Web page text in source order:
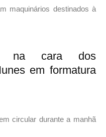
maquinários destinados à
na cara dos
em formatura